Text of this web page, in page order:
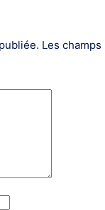
Les champs